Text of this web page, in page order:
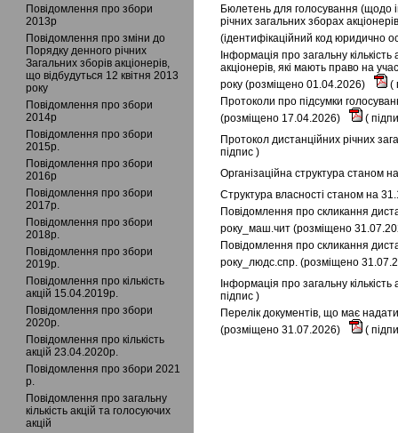
Повідомлення про збори
2013р
Повідомлення про зміни до
Порядку денного річних
Загальних зборів акціонерів,
що відбудуться 12 квітня 2013
року
Повідомлення про збори
2014р
Повідомлення про збори
2015р.
Повідомлення про збори
2016р
Повідомлення про збори
2017р.
Повідомлення про збори
2018р.
Повідомлення про збори
2019р.
Повідомлення про кількість
акцій 15.04.2019р.
Повідомлення про збори
2020р.
Повідомлення про кількість
акцій 23.04.2020р.
Повідомлення про збори 2021
р.
Повідомлення про загальну
кількість акцій та голосуючих
акцій
Бюлетень для голосування (щодо
річних загальних зборах
(ідентифікаційний код юридично
Інформація про загальну
акціонерів, які мають право на
року (розміщено 01.04.2026)
(
Протоколи про підсумки
(розміщено 17.04.2026)
(
Протокол дистанційних річних
підпис )
Організаційна структура станом
Структура власності станом на
Повідомлення про скликання
року_маш.чит (розміщено
Повідомлення про скликання
року_людс.спр. (розміщено
Інформація про загальну
підпис )
Перелік документів, що має
(розміщено 31.07.2026)
(